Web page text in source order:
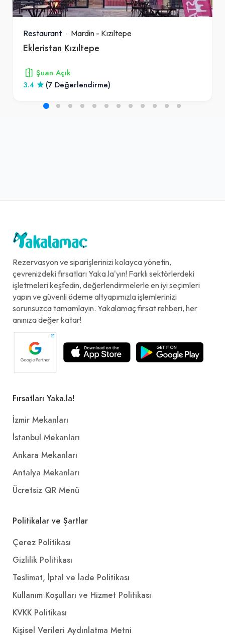
Restaurant Mardin - Kızıltepe
Ekleristan Kızıltepe
Şuan Açık
3.4
(7 Değerlendirme)
Rezervasyon ve siparişlerinizi kolayca yönetin,
çevrenizdeki fırsatları Yaka.la'yın! Farklı sektörlerdeki
işletmeleri keşfedin, değerlendirmelerle en iyi seçimleri
yapın ve güvenli ödeme altyapımızla işlemlerinizi
sorunsuzca tamamlayın. Yakalamaç fırsat rehberi, her
anınıza değer katar!
Fırsatları Yaka.la!
İzmir Mekanları
İstanbul Mekanları
Ankara Mekanları
Antalya Mekanları
Ücretsiz QR Menü
Politikalar ve Şartlar
Çerez Politikası
Gizlilik Politikası
Teslimat, İptal ve İade Politikası
Kullanım Koşulları ve Hizmet Politikası
KVKK Politikası
Kişisel Verileri Aydınlatma Metni